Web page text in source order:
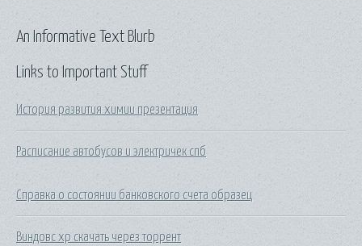
Links to Important Stuff
История развития химии презентация
Расписание автобусов и электричек спб
Справка о состоянии банковского счета образец
Виндовс хр скачать через торрент
An Informative Text Blurb